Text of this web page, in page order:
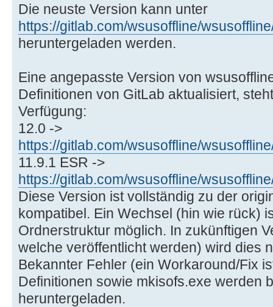
Die neuste Version kann unter
https://gitlab.com/wsusoffline/
heruntergeladen werden.
Eine angepasste Version von
Definitionen von GitLab aktualisiert,
Verfügung:
12.0 ->
https://gitlab.com/wsusoffline/
11.9.1 ESR ->
https://gitlab.com/wsusoffline/
Diese Version ist vollständig zu der
kompatibel. Ein Wechsel (hin wie rück)
Ordnerstruktur möglich. In zukünftigen
welche veröffentlicht werden) wird dies
Bekannter Fehler (ein Workaround/Fix
Definitionen sowie mkisofs.exe werden
heruntergeladen.